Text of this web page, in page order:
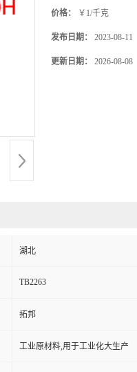
价格： ￥1/千克
发布日期： 2023-08-11
更新日期： 2026-08-08
湖北
TB2263
拓邦
工业原材料,用于工业化大生产